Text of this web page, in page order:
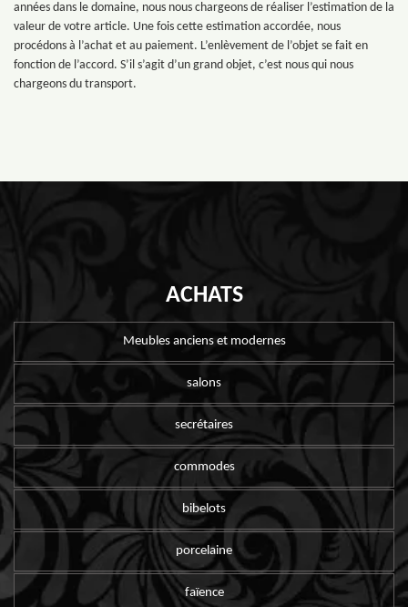
années dans le domaine, nous nous chargeons de réaliser l’estimation de la
valeur de votre article. Une fois cette estimation accordée, nous
procédons à l’achat et au paiement. L’enlèvement de l’objet se fait en
fonction de l’accord. S’il s’agit d’un grand objet, c’est nous qui nous
chargeons du transport.
ACHATS
Meubles anciens et modernes
salons
secrétaires
commodes
bibelots
porcelaine
faïence